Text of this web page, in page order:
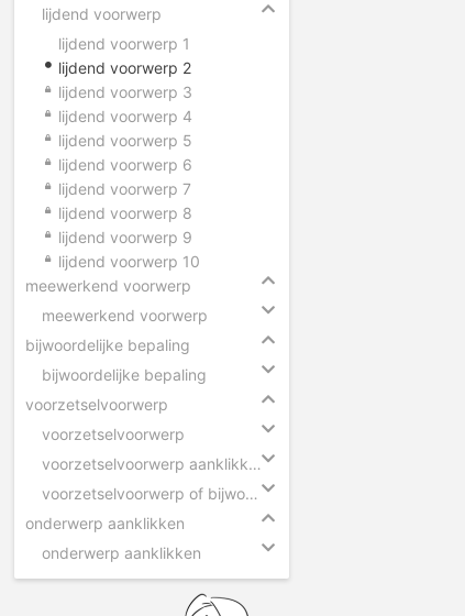
lijdend voorwerp
lijdend voorwerp 1
lijdend voorwerp 2
lijdend voorwerp 3
lijdend voorwerp 4
lijdend voorwerp 5
lijdend voorwerp 6
lijdend voorwerp 7
lijdend voorwerp 8
lijdend voorwerp 9
lijdend voorwerp 10
meewerkend voorwerp
meewerkend voorwerp
bijwoordelijke bepaling
bijwoordelijke bepaling
voorzetselvoorwerp
voorzetselvoorwerp
voorzetselvoorwerp aanklikken
voorzetselvoorwerp of bijwoordelijke bepaling
onderwerp aanklikken
onderwerp aanklikken